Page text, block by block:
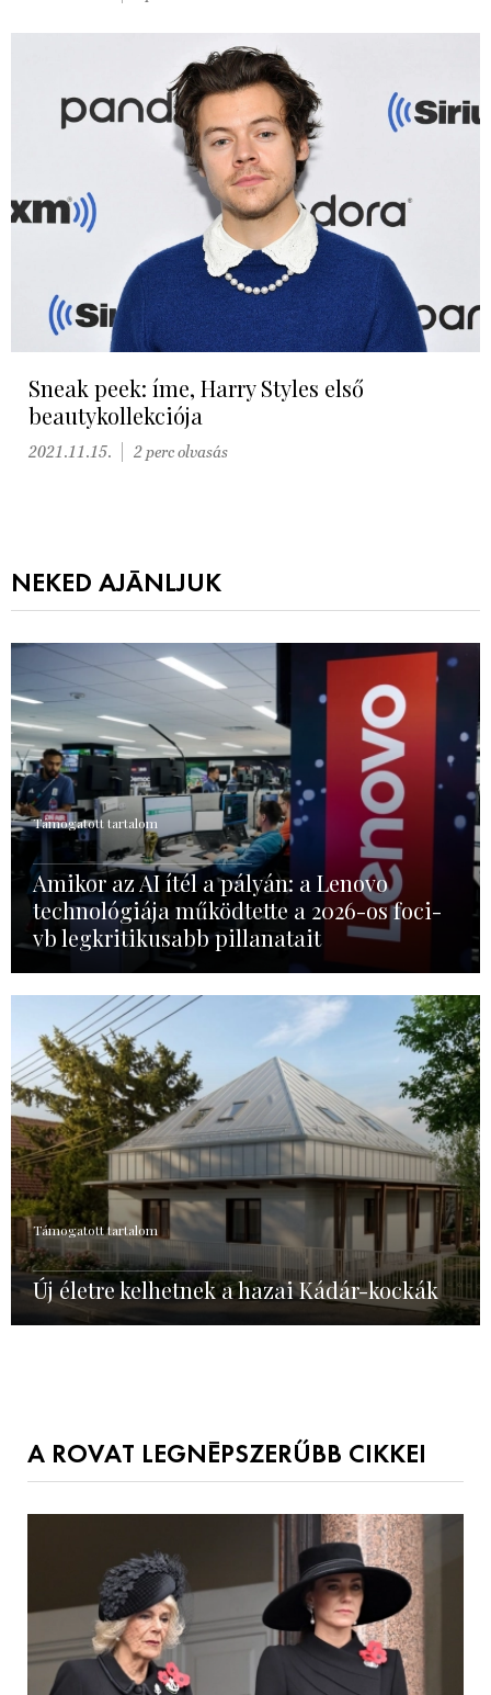
Sneak peek: íme, Harry Styles első
beautykollekciója
2021.11.15. 2 perc olvasás
NEKED AJÁNLJUK
Támogatott tartalom
Amikor az AI ítél a pályán: a Lenovo
technológiája működtette a 2026-os foci-
vb legkritikusabb pillanatait
Támogatott tartalom
Új életre kelhetnek a hazai Kádár-kockák
A ROVAT LEGNÉPSZERŰBB CIKKEI